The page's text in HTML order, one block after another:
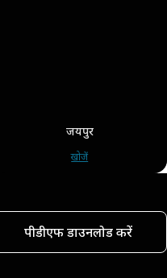
जयपुर
खोजें
पीडीएफ डाउनलोड करें